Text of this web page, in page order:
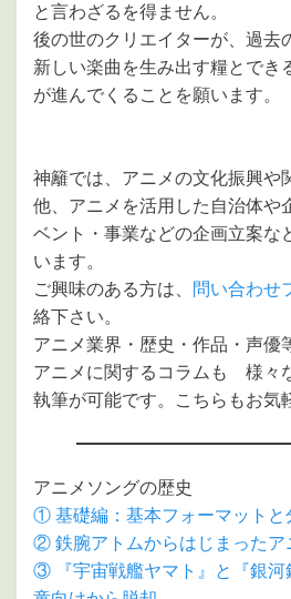
と言わざるを得ません。
後の世のクリエイターが、過去
新しい楽曲を生み出す糧とでき
が進んでくることを願います。
神籬では、アニメの文化振興や
他、アニメを活用した自治体や
ベント・事業などの企画立案な
います。
ご興味のある方は、
問い合わせ
絡下さい。
アニメ業界・歴史・作品・声優
アニメに関するコラムも 様々
執筆が可能です。こちらもお気
アニメソングの歴史
① 基礎編：基本フォーマットと
② 鉄腕アトムからはじまったア
③ 『宇宙戦艦ヤマト』と『銀河